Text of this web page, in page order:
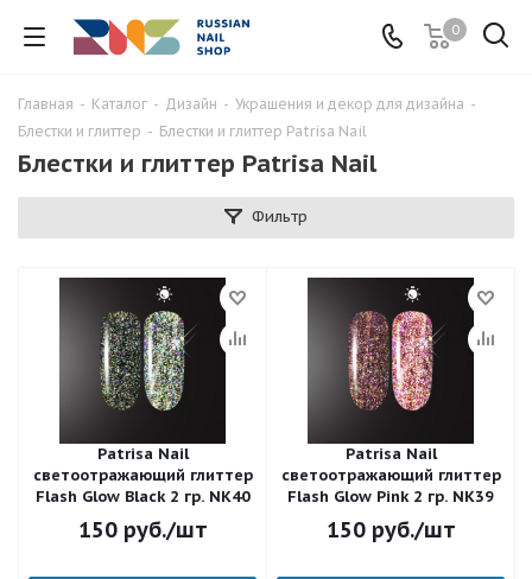
0
Главная - Каталог - Дизайн - Украшения и декор для дизайна -
Блестки и глиттер - Блестки и глиттер Patrisa Nail
Блестки и глиттер Patrisa Nail
Фильтр
Patrisa Nail
светоотражающий глиттер
Flash Glow Black 2 гр. NK40
150руб./шт
Patrisa Nail
светоотражающий глиттер
Flash Glow Pink 2 гр. NK39
150руб./шт